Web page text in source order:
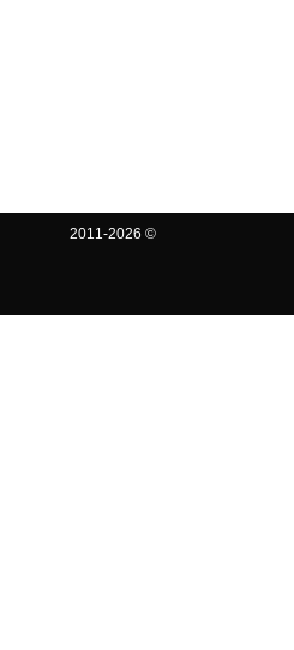
2011-2026 ©